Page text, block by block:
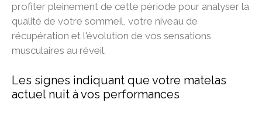
profiter pleinement de cette période pour analyser la
qualité de votre sommeil, votre niveau de
récupération et l'évolution de vos sensations
musculaires au réveil.
Les signes indiquant que votre matelas
actuel nuit à vos performances